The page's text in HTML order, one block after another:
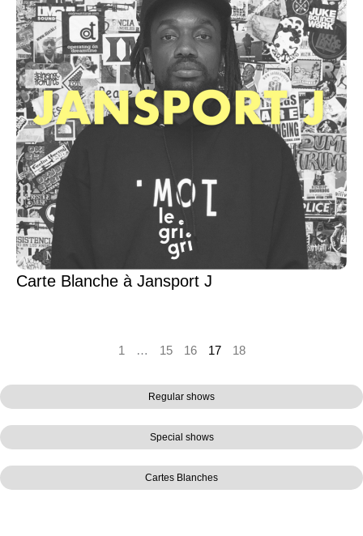
Regular shows
Special shows
Cartes Blanches
Carte Blanche à Jansport J
1 … 15 16 17 18